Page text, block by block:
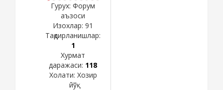
Гурух: Форум
аъзоси
Изохлар: 91
Тақдирланишлар:
1
Хурмат
даражаси: 118
Холати: Хозир
йўқ